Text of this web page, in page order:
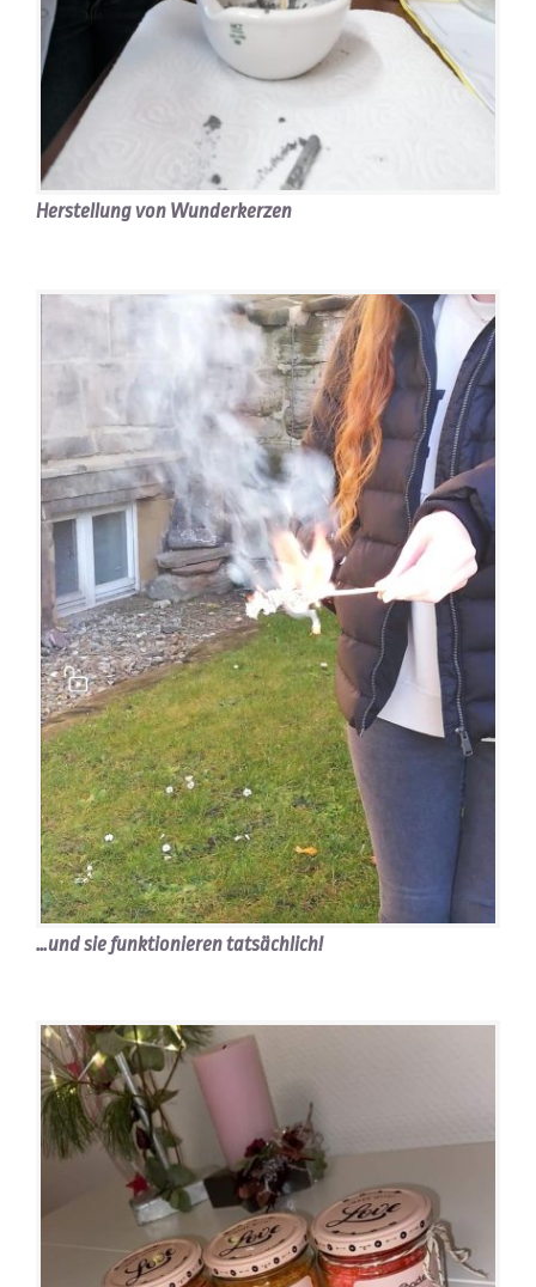
Herstellung von Wunderkerzen
…und sie funktionieren tatsächlich!